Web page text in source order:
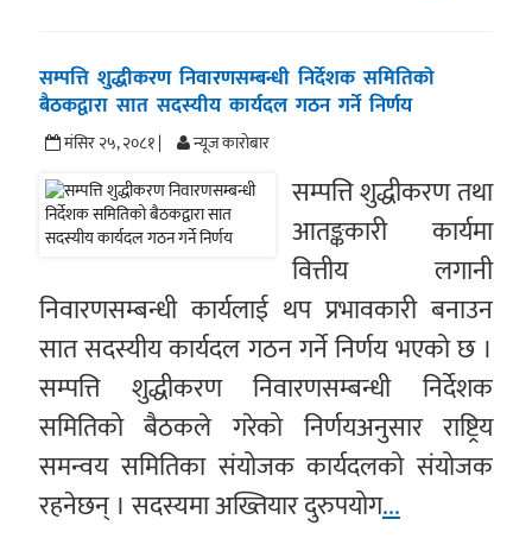
सम्पत्ति शुद्धीकरण निवारणसम्बन्धी निर्देशक समितिको
बैठकद्वारा सात सदस्यीय कार्यदल गठन गर्ने निर्णय
मंसिर २५, २०८१ | न्यूज काराेबार
सम्पत्ति शुद्धीकरण तथा
आतङ्ककारी कार्यमा
वित्तीय लगानी
निवारणसम्बन्धी कार्यलाई थप प्रभावकारी बनाउन
सात सदस्यीय कार्यदल गठन गर्ने निर्णय भएको छ ।
सम्पत्ति शुद्धीकरण निवारणसम्बन्धी निर्देशक
समितिको बैठकले गरेको निर्णयअनुसार राष्ट्रिय
समन्वय समितिका संयोजक कार्यदलको संयोजक
रहनेछन् । सदस्यमा अख्तियार दुरुपयोग...